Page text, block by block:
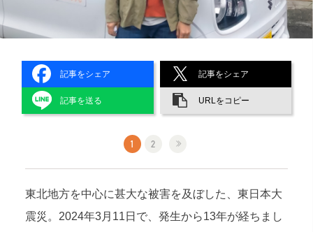
記事をシェア 記事をシェア
記事を送る URLをコピー
1 2
東北地方を中心に甚大な被害を及ぼした、東日本大
震災。2024年3月11日で、発生から13年が経ちまし